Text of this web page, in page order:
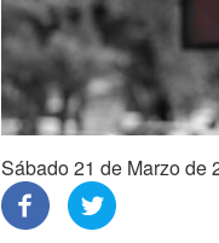
Sábado 21 de Marzo de